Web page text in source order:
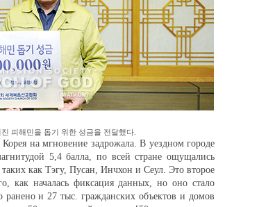
피해민을 돕기 위한 성금을 전달했다.
на мгновение задрожала. В уездном городе
5,4 балла, по всей стране ощущались
как Тэгу, Пусан, Инчхон и Сеул. Это второе
как началась фиксация данных, но оно стало
и 27 тыс. гражданских объектов и домов